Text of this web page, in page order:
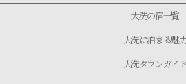
大洗の宿一覧
大洗に泊まる魅
大洗タウンガイド